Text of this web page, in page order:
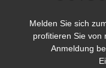
Melden Sie sich
profitieren Sie von
Anmeldung